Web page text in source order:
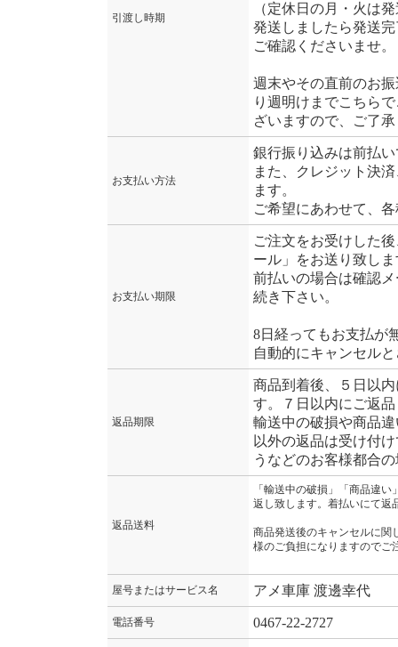
引渡し時期
（定休日の月・火は
発送しましたら発送
ご確認くださいませ。
週末やその直前のお
り週明けまでこちら
ざいますので、ご了
お支払い方法
銀行振り込みは前払
また、クレジット決
ます。
ご希望にあわせて、
お支払い期限
ご注文をお受けした
ール」をお送り致し
前払いの場合は確認
続き下さい。
8日経ってもお支払が
自動的にキャンセル
返品期限
商品到着後、５日以
す。７日以内にご返
輸送中の破損や商品
以外の返品は受け付
うなどのお客様都合
返品送料
「輸送中の破損」「商品違
返し致します。着払いにて返
商品発送後のキャンセルに関
様のご負担になりますのでご
屋号またはサービス名 アメ車庫 渡邊幸代
電話番号 0467-22-2727